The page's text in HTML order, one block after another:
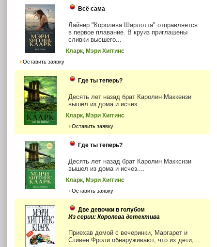
Всё сама
Лайнер "Королева Шарлотта" отправляется
в первое плавание. В круиз приглашены
сливки высшего...
Кларк, Мэри Хиггинс
Оставить заявку
Где ты теперь?
Десять лет назад брат Каролин Маккензи
вышел из дома и исчез....
Кларк, Мэри Хиггинс
Оставить заявку
Где ты теперь?
Десять лет назад брат Каролин Маккснзи
вышел из дома и исчез....
Кларк, Мэри Хиггинс
Оставить заявку
Две девочки в голубом
Из серии: Королева детектива
Приехав домой с вечеринки, Маргарет и
Стивен Фроли обнаруживают, что их дети,...